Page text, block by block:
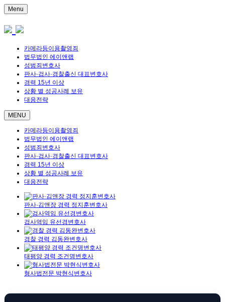
Menu
카메라등이용촬영죄
법무법인 에이앤랩
성범죄변호사
판사·검사·경찰출신 대표변호사
경력 15년 이상
상황 별 성공사례 보유
대응전략
MENU
카메라등이용촬영죄
법무법인 에이앤랩
성범죄변호사
판사·검사·경찰출신 대표변호사
경력 15년 이상
상황 별 성공사례 보유
대응전략
판사·김앤장 경력 정지훈변호사
검사역임 유선경변호사
경찰 경력 김동완변호사
태평양 경력 조건명변호사
형사법전문 박현식변호사